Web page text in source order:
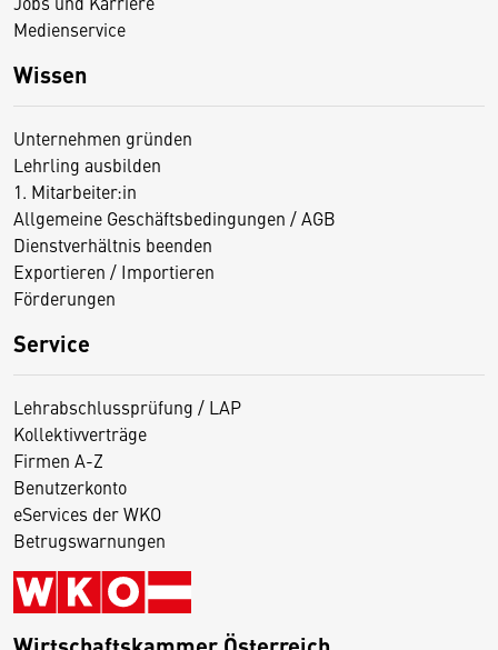
Medienservice
Wissen
Unternehmen gründen
Lehrling ausbilden
1. Mitarbeiter:in
Allgemeine Geschäftsbedingungen / AGB
Dienstverhältnis beenden
Exportieren / Importieren
Förderungen
Service
Lehrabschlussprüfung / LAP
Kollektivverträge
Firmen A-Z
Benutzerkonto
eServices der WKO
Betrugswarnungen